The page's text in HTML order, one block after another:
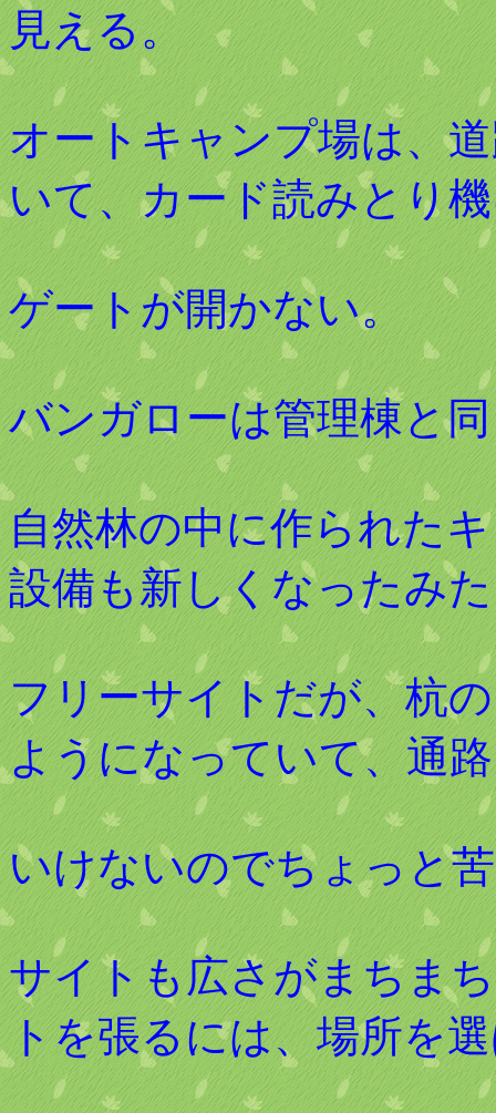
見える。
オートキャンプ場は、
いて、カード読みとり
ゲートが開かない。
バンガローは管理棟と
自然林の中に作られた
設備も新しくなったみ
フリーサイトだが、杭
ようになっていて、通
いけないのでちょっと
サイトも広さがまちま
トを張るには、場所を